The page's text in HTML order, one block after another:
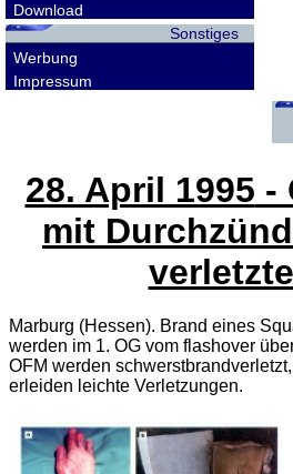
Download
Sonstiges
Werbung
Impressum
28. April 1995 -
mit
Marburg (Hessen). Brand eines
werden im 1. OG vom flashover
OFM werden
erleiden leichte Verletzungen.